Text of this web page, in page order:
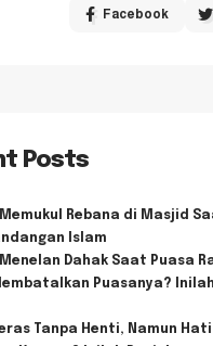
Facebook
Posts
Memukul Rebana di Masjid
Islam
Menelan Dahak Saat Puasa
Puasanya?
Tanpa Henti, Namun